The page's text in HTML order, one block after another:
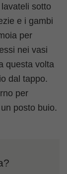
sotto
e i gambi
per
nei vasi
questa volta
dal tappo.
per
posto buio.